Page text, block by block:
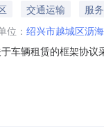
交通运输
服务
位： 绍兴市越城区沥
车辆租赁的框架协
在行政区划编码